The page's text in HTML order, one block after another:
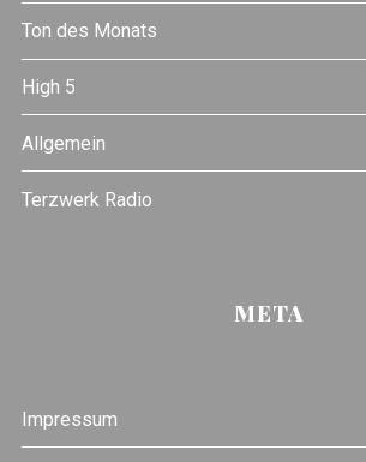
Ton des Monats
High 5
Allgemein
Terzwerk Radio
META
Impressum